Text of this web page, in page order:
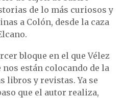
de lo más curiosos y
a Colón, desde la caza
bloque en el que Vélez
están colocando de la
libros y revistas. Ya se
que el autor realiza,